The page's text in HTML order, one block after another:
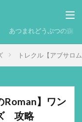
あつまれどうぶつの森
トレクル【アブサロ
Roman】ワン
攻略